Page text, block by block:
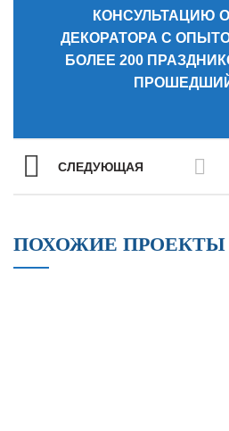
КОНСУЛЬТАЦИЮ
ДЕКОРАТОРА С
БОЛЕЕ 200
СЛЕДУЮЩАЯ
ПОХОЖИЕ ПРОЕКТЫ